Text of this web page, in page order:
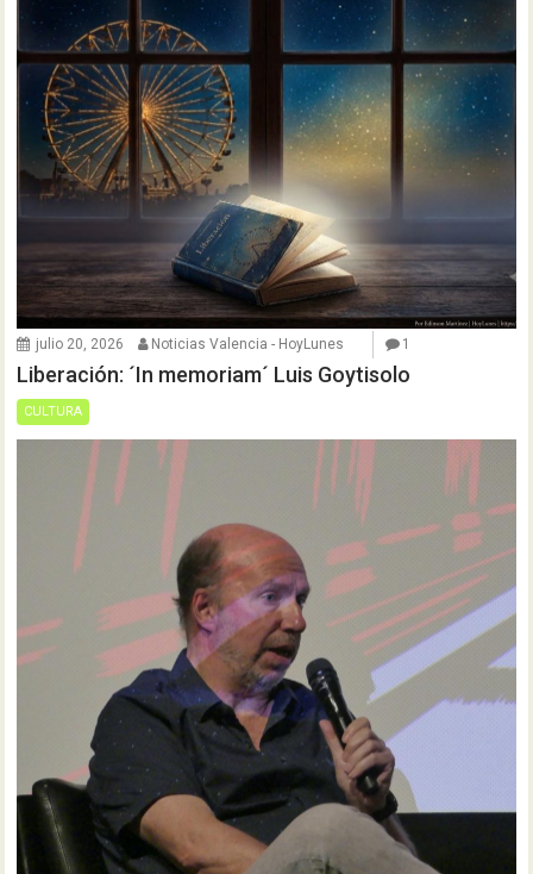
julio 20, 2026 Noticias Valencia - HoyLunes 1
Liberación: ´In memoriam´ Luis Goytisolo
CULTURA